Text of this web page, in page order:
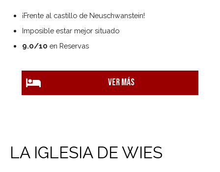
¡Frente al castillo de Neuschwanstein!
Imposible estar mejor situado
9.0/10 en Reservas
Ver más
LA IGLESIA DE WIES